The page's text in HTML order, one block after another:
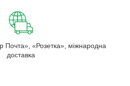
Почта», «Розетка», міжнародна
доставка